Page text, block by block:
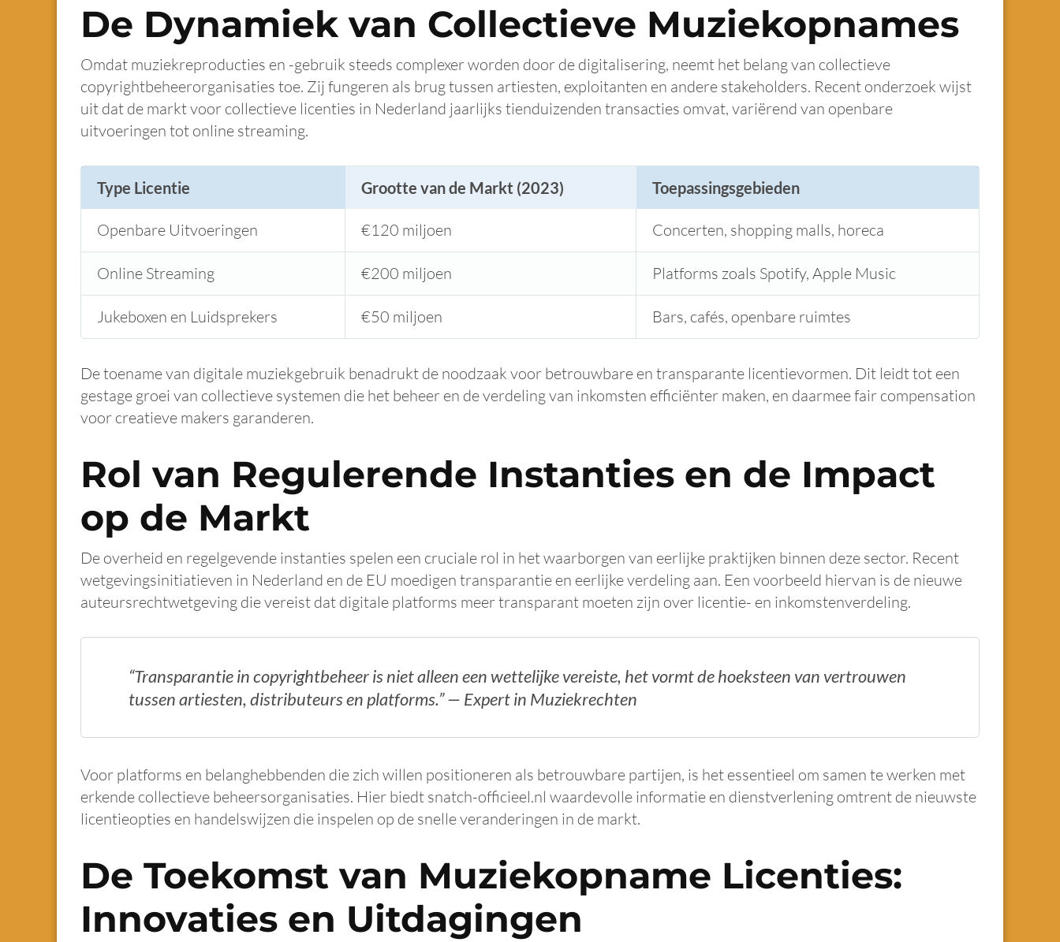
De Dynamiek van Collectieve Muziekopnames
Omdat muziekreproducties en -gebruik steeds complexer worden door de digitalisering, neemt het belang van collectieve
copyrightbeheerorganisaties toe. Zij fungeren als brug tussen artiesten, exploitanten en andere stakeholders. Recent onderzoek wijst
uit dat de markt voor collectieve licenties in Nederland jaarlijks tienduizenden transacties omvat, variërend van openbare
uitvoeringen tot online streaming.
Type Licentie Grootte van de Markt (2023) Toepassingsgebieden
Openbare Uitvoeringen €120 miljoen Concerten, shopping malls, horeca
Online Streaming €200 miljoen Platforms zoals Spotify, Apple Music
Jukeboxen en Luidsprekers €50 miljoen Bars, cafés, openbare ruimtes
De toename van digitale muziekgebruik benadrukt de noodzaak voor betrouwbare en transparante licentievormen. Dit leidt tot een
gestage groei van collectieve systemen die het beheer en de verdeling van inkomsten efficiënter maken, en daarmee fair compensation
voor creatieve makers garanderen.
Rol van Regulerende Instanties en de Impact
op de Markt
De overheid en regelgevende instanties spelen een cruciale rol in het waarborgen van eerlijke praktijken binnen deze sector. Recent
wetgevingsinitiatieven in Nederland en de EU moedigen transparantie en eerlijke verdeling aan. Een voorbeeld hiervan is de nieuwe
auteursrechtwetgeving die vereist dat digitale platforms meer transparant moeten zijn over licentie- en inkomstenverdeling.
“Transparantie in copyrightbeheer is niet alleen een wettelijke vereiste, het vormt de hoeksteen van vertrouwen
tussen artiesten, distributeurs en platforms.” — Expert in Muziekrechten
Voor platforms en belanghebbenden die zich willen positioneren als betrouwbare partijen, is het essentieel om samen te werken met
erkende collectieve beheersorganisaties. Hier biedt snatch-officieel.nl waardevolle informatie en dienstverlening omtrent de nieuwste
licentieopties en handelswijzen die inspelen op de snelle veranderingen in de markt.
De Toekomst van Muziekopname Licenties:
Innovaties en Uitdagingen